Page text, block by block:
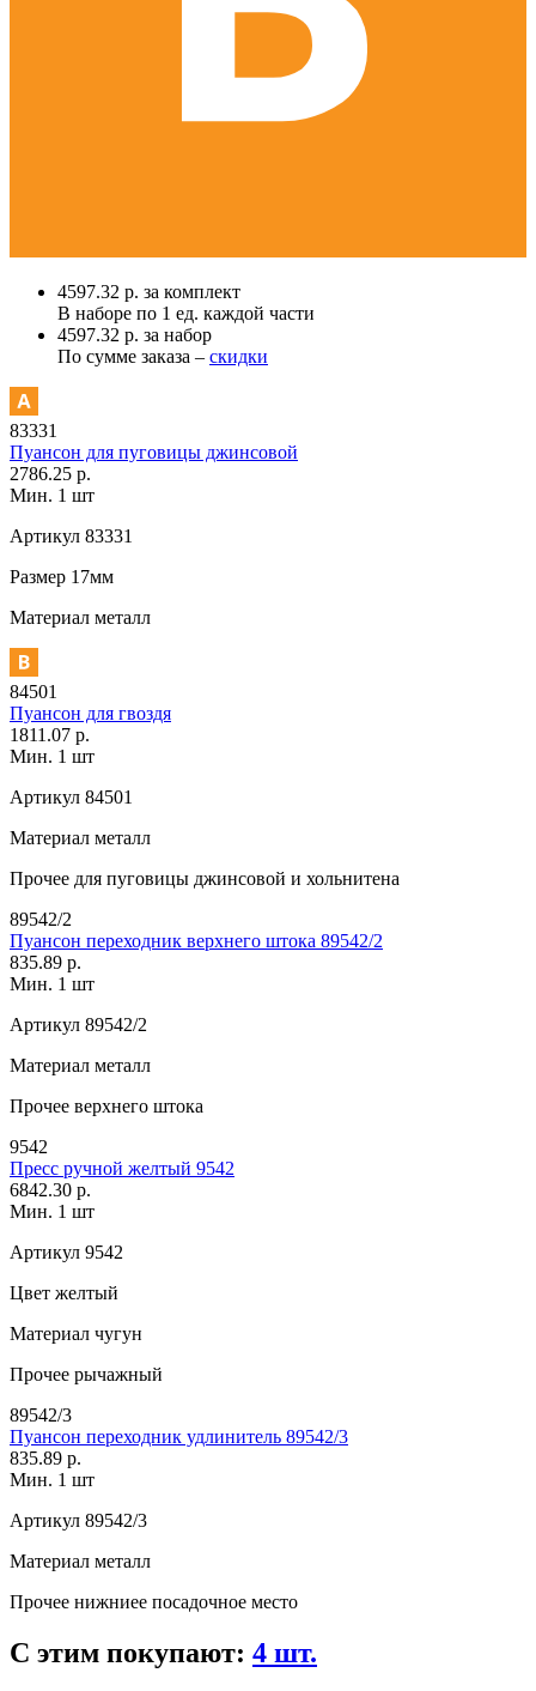
4597.32 р. за комплект
В наборе по 1 ед. каждой части
4597.32 р. за набор
По сумме заказа – скидки
83331
Пуансон для пуговицы джинсовой
2786.25 р.
Мин. 1 шт
Артикул 83331
Размер 17мм
Материал металл
84501
Пуансон для гвоздя
1811.07 р.
Мин. 1 шт
Артикул 84501
Материал металл
Прочее для пуговицы джинсовой и хольнитена
89542/2
Пуансон переходник верхнего штока 89542/2
835.89 р.
Мин. 1 шт
Артикул 89542/2
Материал металл
Прочее верхнего штока
9542
Пресс ручной желтый 9542
6842.30 р.
Мин. 1 шт
Артикул 9542
Цвет желтый
Материал чугун
Прочее рычажный
89542/3
Пуансон переходник удлинитель 89542/3
835.89 р.
Мин. 1 шт
Артикул 89542/3
Материал металл
Прочее нижниее посадочное место
С этим покупают: 4 шт.